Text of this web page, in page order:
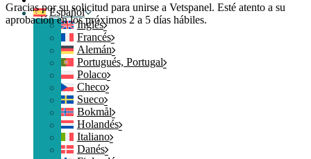
Español
Inglés
Francés
Alemán
Portugués, Portugal
Polaco
Checo
Sueco
Bokmål
Holandés
Italiano
Danés
Gracias por su solicitud para unirse a Vetspanel. Esté atento a su
aprobación en los próximos 2 a 5 días hábiles.